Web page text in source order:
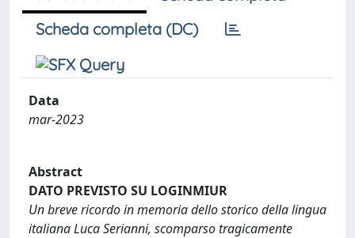
Scheda completa (DC)
Data
mar-2023
Abstract
DATO PREVISTO SU LOGINMIUR
Un breve ricordo in memoria dello storico della lingua
italiana Luca Serianni, scomparso tragicamente